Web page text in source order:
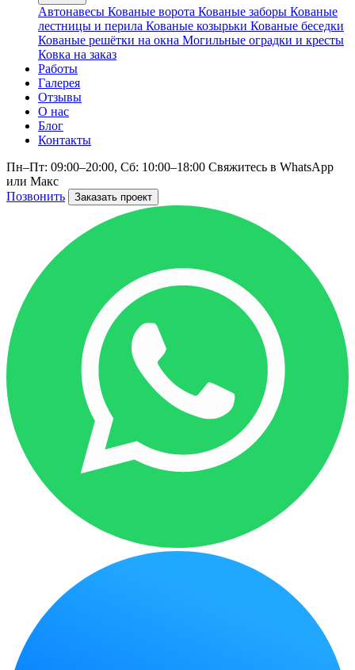
Автонавесы Кованые ворота Кованые заборы Кованые
лестницы и перила Кованые козырьки Кованые беседки
Кованые решётки на окна Могильные оградки и кресты
Ковка на заказ
Работы
Галерея
Отзывы
О нас
Блог
Контакты
Пн–Пт: 09:00–20:00, Сб: 10:00–18:00 Свяжитесь в WhatsApp
или Макс
Позвонить
Заказать проект